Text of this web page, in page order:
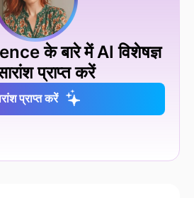
के बारे में AI विशेषज्ञ
प्राप्त करें
प्राप्त करें